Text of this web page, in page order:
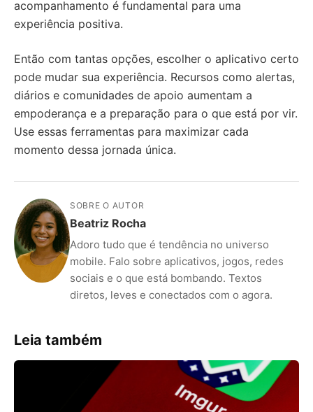
acompanhamento é fundamental para uma
experiência positiva.
Então com tantas opções, escolher o aplicativo certo
pode mudar sua experiência. Recursos como alertas,
diários e comunidades de apoio aumentam a
empoderança e a preparação para o que está por vir.
Use essas ferramentas para maximizar cada
momento dessa jornada única.
SOBRE O AUTOR
Beatriz Rocha
Adoro tudo que é tendência no universo
mobile. Falo sobre aplicativos, jogos, redes
sociais e o que está bombando. Textos
diretos, leves e conectados com o agora.
Leia também